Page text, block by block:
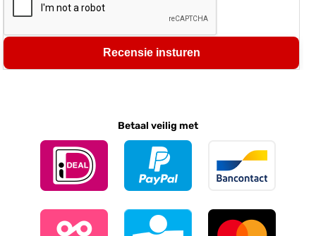
Recensie insturen
Betaal veilig met